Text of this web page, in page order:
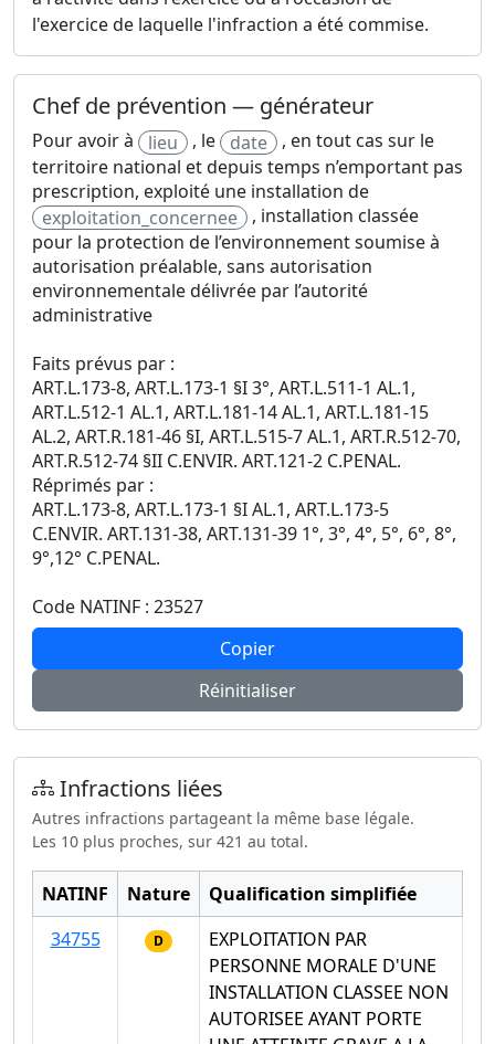
l'exercice de laquelle l'infraction a été commise.
Chef de prévention — générateur
Pour avoir à lieu , le date
, en tout cas sur le
territoire national et depuis temps n’emportant pas
prescription, exploité une installation de
exploitation_concernee
, installation classée
pour la protection de l’environnement soumise à
autorisation préalable, sans autorisation
environnementale délivrée par l’autorité
administrative
Faits prévus par :
ART.L.173-8, ART.L.173-1 §I 3°, ART.L.511-1 AL.1,
ART.L.512-1 AL.1, ART.L.181-14 AL.1, ART.L.181-15
AL.2, ART.R.181-46 §I, ART.L.515-7 AL.1, ART.R.512-70,
ART.R.512-74 §II C.ENVIR. ART.121-2 C.PENAL.
Réprimés par :
ART.L.173-8, ART.L.173-1 §I AL.1, ART.L.173-5
C.ENVIR. ART.131-38, ART.131-39 1°, 3°, 4°, 5°, 6°, 8°,
9°,12° C.PENAL.
Code NATINF : 23527
Copier
Réinitialiser
Infractions liées
Autres infractions partageant la même base légale.
Les 10 plus proches, sur 421 au total.
NATINF Nature
Qualification simplifiée
34755
D
EXPLOITATION PAR
PERSONNE MORALE D'UNE
INSTALLATION CLASSEE NON
AUTORISEE AYANT PORTE